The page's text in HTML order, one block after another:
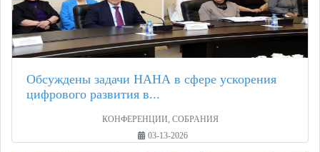
Обсуждены задачи НАНА в сфере ускорения
цифрового развития в...
КОНФЕРЕНЦИИ, СОБРАНИЯ
03-13-2026